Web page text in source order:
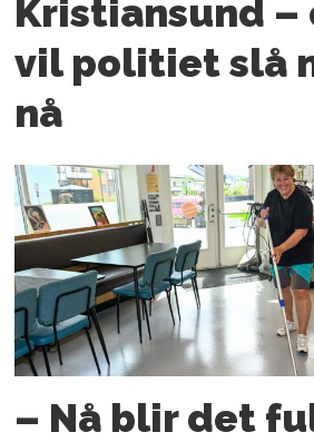
Kristiansund
vil politiet slå
nå
– Nå blir det